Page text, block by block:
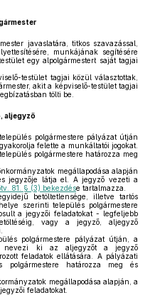
javaslatára, titkos szavazással,
munkájának segítésére
egy alpolgármestert saját tagjai
testület tagjai közül választottak,
akit a képviselő-testület tagjai
tölti be.
aljegyző
polgármestere pályázat útján
felette a munkáltatói jogokat.
polgármestere határozza meg
megállapodása alapján
jegyzője látja el. A jegyző vezeti a
81. § (3) bekezdése tartalmazza.
betöltetlensége, illetve tartós
szerinti település polgármestere
a jegyzői feladatokat - legfeljebb
vagy a jegyző, aljegyző
polgármestere pályázat útján, a
nevezi ki az aljegyzőt a jegyző
feladatok ellátására. A pályázati
polgármestere határozza meg és
megállapodása alapján, a
feladatokat.